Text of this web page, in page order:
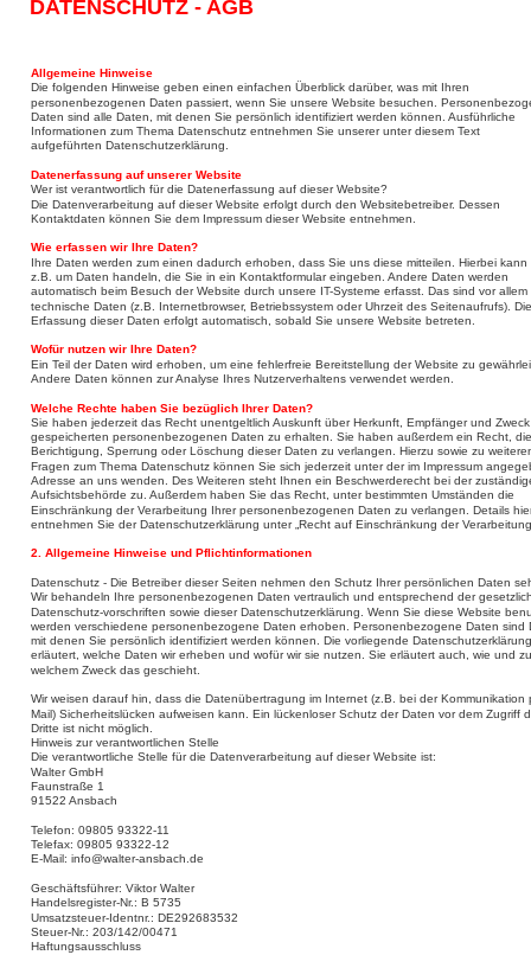
DATENSCHUTZ - AGB
Allgemeine Hinweise
Die folgenden Hinweise geben einen einfachen Überblick darüber, was mit Ihren
personenbezogenen Daten passiert, wenn Sie unsere Website besuchen.
Daten sind alle Daten, mit denen Sie persönlich identifiziert werden können. Ausführliche
Informationen zum Thema Datenschutz entnehmen Sie unserer unter diesem Text
aufgeführten Datenschutzerklärung.
Datenerfassung auf unserer Website
Wer ist verantwortlich für die Datenerfassung auf dieser Website?
Die Datenverarbeitung auf dieser Website erfolgt durch den Websitebetreiber. Dessen
Kontaktdaten können Sie dem Impressum dieser Website entnehmen.
Wie erfassen wir Ihre Daten?
Ihre Daten werden zum einen dadurch erhoben, dass Sie uns diese mitteilen. Hierbei
z.B. um Daten handeln, die Sie in ein Kontaktformular eingeben. Andere Daten werden
automatisch beim Besuch der Website durch unsere IT-Systeme erfasst. Das sind vor allem
technische Daten (z.B. Internetbrowser, Betriebssystem oder Uhrzeit des Seitenaufrufs).
Erfassung dieser Daten erfolgt automatisch, sobald Sie unsere Website betreten.
Wofür nutzen wir Ihre Daten?
Ein Teil der Daten wird erhoben, um eine fehlerfreie Bereitstellung der Website zu
Andere Daten können zur Analyse Ihres Nutzerverhaltens verwendet werden.
Welche Rechte haben Sie bezüglich Ihrer Daten?
Sie haben jederzeit das Recht unentgeltlich Auskunft über Herkunft, Empfänger und
gespeicherten personenbezogenen Daten zu erhalten. Sie haben außerdem ein Recht,
Berichtigung, Sperrung oder Löschung dieser Daten zu verlangen. Hierzu sowie zu
Fragen zum Thema Datenschutz können Sie sich jederzeit unter der im Impressum
Adresse an uns wenden. Des Weiteren steht Ihnen ein Beschwerderecht bei der
Aufsichtsbehörde zu. Außerdem haben Sie das Recht, unter bestimmten Umständen die
Einschränkung der Verarbeitung Ihrer personenbezogenen Daten zu verlangen. Details
entnehmen Sie der Datenschutzerklärung unter „Recht auf Einschränkung der
2. Allgemeine Hinweise und Pflichtinformationen
Datenschutz - Die Betreiber dieser Seiten nehmen den Schutz Ihrer persönlichen Daten
Wir behandeln Ihre personenbezogenen Daten vertraulich und entsprechend der
Datenschutz-vorschriften sowie dieser Datenschutzerklärung. Wenn Sie diese Website
werden verschiedene personenbezogene Daten erhoben. Personenbezogene Daten sind
mit denen Sie persönlich identifiziert werden können. Die vorliegende
erläutert, welche Daten wir erheben und wofür wir sie nutzen. Sie erläutert auch, wie und
welchem Zweck das geschieht.
Wir weisen darauf hin, dass die Datenübertragung im Internet (z.B. bei der Kommunikation
Mail) Sicherheitslücken aufweisen kann. Ein lückenloser Schutz der Daten vor dem Zugriff
Dritte ist nicht möglich.
Hinweis zur verantwortlichen Stelle
Die verantwortliche Stelle für die Datenverarbeitung auf dieser Website ist:
Walter GmbH
Faunstraße 1
91522 Ansbach
Telefon: 09805 93322-11
Telefax: 09805 93322-12
E-Mail: info@walter-ansbach.de
Geschäftsführer: Viktor Walter
Handelsregister-Nr.: B 5735
Umsatzsteuer-Identnr.: DE292683532
Steuer-Nr.: 203/142/00471
Haftungsausschluss